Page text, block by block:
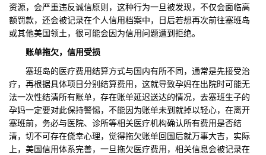
资源，会严重违反诚信原则，这种行为一旦被发现，不仅会面临高
额罚款，还会被记录在个人信用档案中，日后若想再次前往塞班岛
或其他美国领土，很可能会因为信用问题遭到拒绝。
账单拖欠，信用受损
塞班岛的医疗费用结算方式与国内有所不同，通常是先接受治
疗，再根据具体项目分别结算费用，这就导致孕妈在出院时可能无
法一次性结清所有账单，存在账单延迟送达的情况，去塞班生子的
孕妈一定要对此保持警惕，不能因为账单未到就掉以轻心，在离开
塞班前，务必与医院、诊所等相关医疗机构确认所有费用是否结
清，切不可存在侥幸心理，觉得拖欠账单回国后就万事大吉，实际
上，美国信用体系完善，一旦拖欠医疗费用，相关信息会被记录在